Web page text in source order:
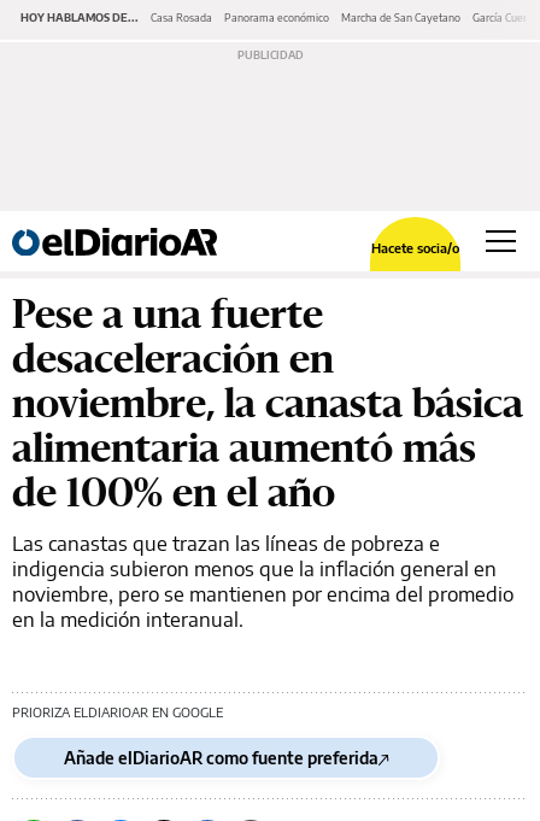
HOY HABLAMOS DE... Casa Rosada Panorama económico Marcha de San Cayetano García Cuerva
Hacete socia/o
Pese a una fuerte
desaceleración en
noviembre, la canasta básica
alimentaria aumentó más
de 100% en el año
Las canastas que trazan las líneas de pobreza e
indigencia subieron menos que la inflación general en
noviembre, pero se mantienen por encima del promedio
en la medición interanual.
PRIORIZA ELDIARIOAR EN GOOGLE
Añade elDiarioAR como fuente preferida